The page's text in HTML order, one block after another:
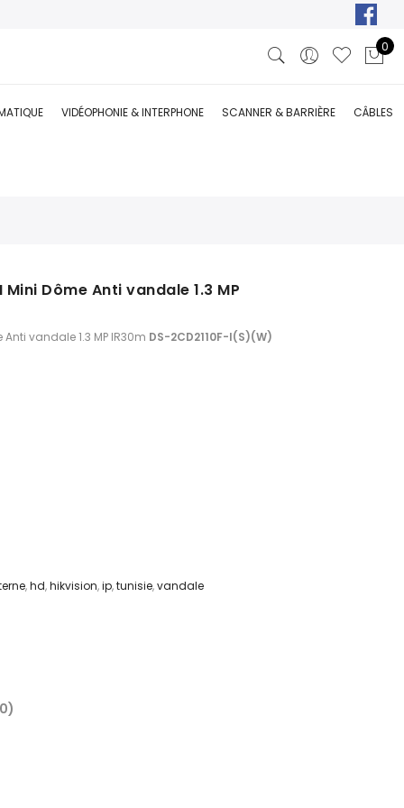
0
VIDÉOPHONIE & INTERPHONE SCANNER & BARRIÈRE CÂBLES
Dôme Anti vandale 1.3 MP
vandale 1.3 MP IR30m DS-2CD2110F-I(S)(W)
,hd,hikvision,ip,tunisie,vandale